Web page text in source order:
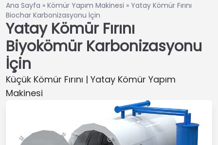
Ana Sayfa » Kömür Yapım Makinesi » Yatay Kömür Fırını
Biochar Karbonizasyonu İçin
Yatay Kömür Fırını
Biyokömür Karbonizasyonu
İçin
Küçük Kömür Fırını | Yatay Kömür Yapım
Makinesi